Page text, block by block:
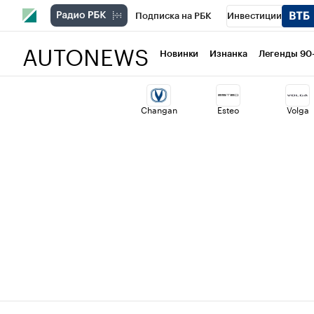
Подписка на РБК Инвестиции
Национальные проекты Город
Кредитные рейтинги Франшизы
AUTONEWS Новинки Изнанка Легенды
Changan Esteo Volga